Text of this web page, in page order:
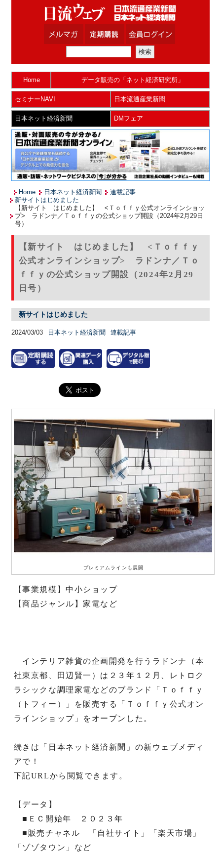
Home データ販売の「ネット経済研究所」
セミナーNAVI 日本流通産業新聞
日本ネット経済新聞 DMフェア
Home 日本ネット経済新聞
連載記事
新サイトはじめました
【新サイト はじめました】 <Ｔｏｆｆｙ公式オンラインショッ
プ> ラドンナ／Ｔｏｆｆｙの公式ショップ開設（2024年2月29日
号）
【新サイト はじめました】 <Ｔｏｆｆｙ
公式オンラインショップ> ラドンナ／Ｔｏ
ｆｆｙの公式ショップ開設（2024年2月29
日号）
新サイトはじめました
2024/03/03 日本ネット経済新聞 連載記事
プレミアムラインも展開
【事業規模】中小ショップ
【商品ジャンル】家電など
インテリア雑貨の企画開発を行うラドンナ（本
社東京都、田辺賢一）は２３年１２月、レトロク
ラシックな調理家電などのブランド「Ｔｏｆｆｙ
（トフィー）」を販売する「Ｔｏｆｆｙ公式オン
ラインショップ」をオープンした。
続きは「日本ネット経済新聞」の新ウェブメディ
アで！
下記URLから閲覧できます。
【データ】
■ＥＣ開始年 ２０２３年
■販売チャネル 「自社サイト」「楽天市場」
「ゾゾタウン」など